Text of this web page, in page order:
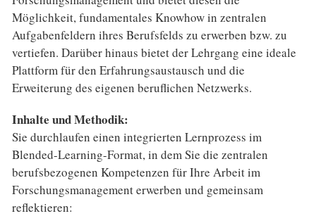
Möglichkeit, fundamentales Knowhow in zentralen
Aufgabenfeldern ihres Berufsfelds zu erwerben bzw. zu
vertiefen. Darüber hinaus bietet der Lehrgang eine ideale
Plattform für den Erfahrungsaustausch und die
Erweiterung des eigenen beruflichen Netzwerks.
Inhalte und Methodik:
Sie durchlaufen einen integrierten Lernprozess im
Blended-Learning-Format, in dem Sie die zentralen
berufsbezogenen Kompetenzen für Ihre Arbeit im
Forschungsmanagement erwerben und gemeinsam
reflektieren: